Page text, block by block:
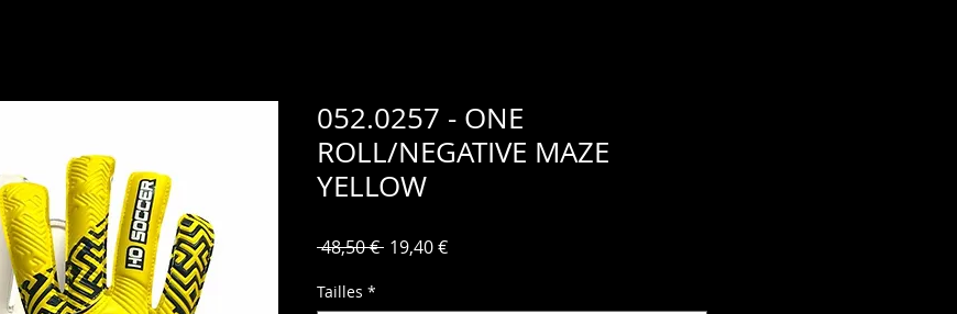
052.0257 - ONE
ROLL/NEGATIVE MAZE
YELLOW
48,50 € Prix
19,40 €Prix
Tailles *